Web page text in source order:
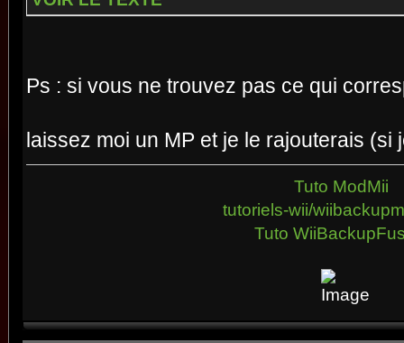
Ps : si vous ne trouvez pas ce qui
laissez moi un MP et je le rajouterais (si
Tuto ModMii
tutoriels-wii/
Tuto